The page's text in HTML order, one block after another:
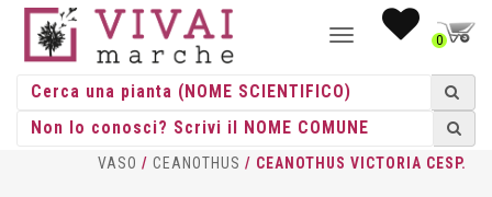
NAVIGAZIONE0
HOME /CESPUGLI CESPUGLI
VASO / CEANOTHUS / CEANOTHUS VICTORIA CESP.